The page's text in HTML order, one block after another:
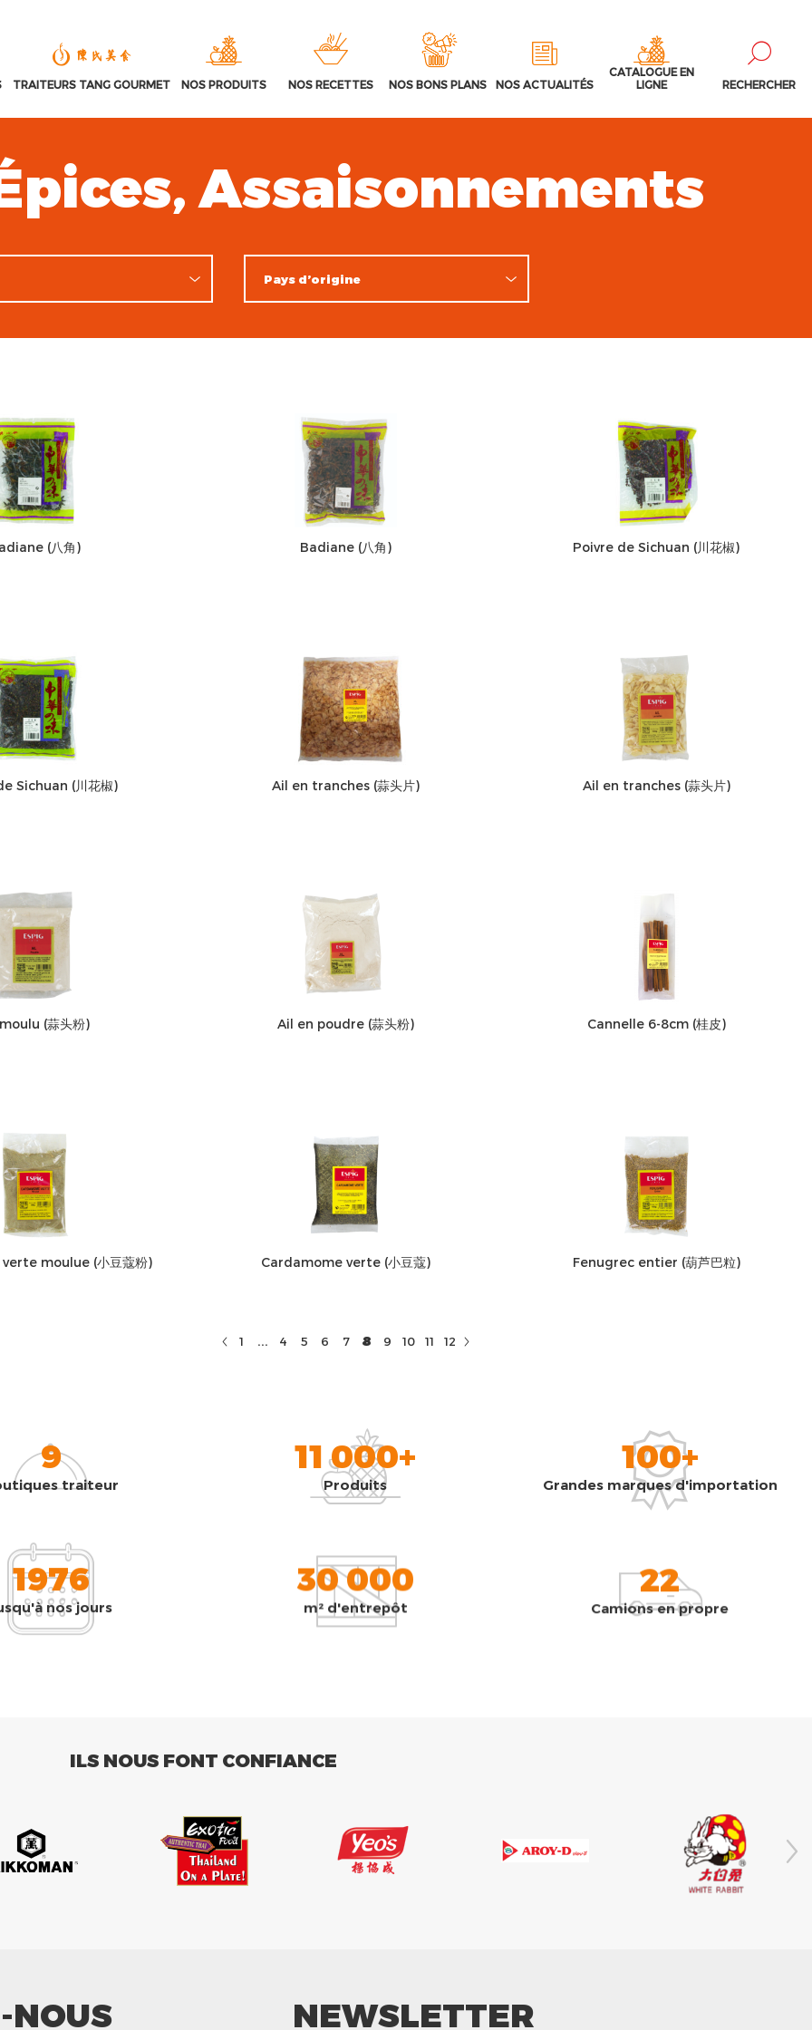
TRAITEURS TANG GOURMET NOS PRODUITS NOS RECETTES NOS BONS PLANS NOS ACTUALITÉS
CATALOGUE EN
LIGNE
RECHERCHER
Assaisonnements
(八角) Badiane (八角) Poivre de Sichuan (川花椒)
Sichuan (川花椒) Ail en tranches (蒜头片) Ail en tranches (蒜头片)
(蒜头粉) Ail en poudre (蒜头粉) Cannelle 6-8cm (桂皮)
moulue (小豆蔻粉) Cardamome verte (小豆蔻) Fenugrec entier (葫芦巴粒)
1 ... 4 5 6 7 8 9 10 11 12
9
traiteur
11 000+
Produits
100+
Grandes marques d'importation
1976
nos jours
30 000
m² d'entrepôt
22
Camions en propre
ILS NOUS FONT CONFIANCE
NOUS NEWSLETTER